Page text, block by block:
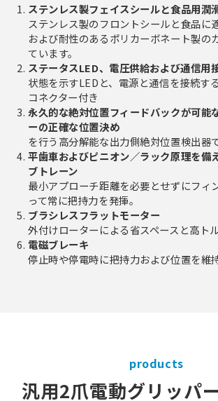
ステンレス製フェイスシールと食品用潤
ステンレス製のフロントシールと食品に
および耐性のあるポリカーボネート製の
ています。
ステータスLED、電圧供給および通信用
状態を示すLEDと、電源と通信を接続す
コネクター付き
永久的な絶対位置フィードバックが可能
ーの正確な位置決め
を行う高分解能な出力側絶対位置検出器で
平歯車およびピニオン／ラック原理を備
ブトレーン
最小アプローチ距離を必要とせずにフィ
って常に把持力を発揮。
ブラシレスフラットモーター
外付けローターによる省スペースと高トル
電磁ブレーキ
停止時や停電時に把持力および位置を維
products
汎用2爪電動グリッパ